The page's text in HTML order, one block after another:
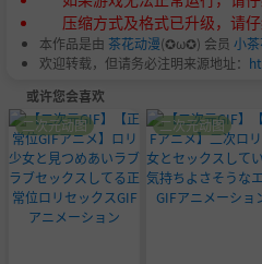
压缩方式及格式已升级，请
本作品是由 茶花动漫(✪ω✪) 会员 小
欢迎转载，但请务必注明来源地址：
或许您会喜欢
二次元动图 二次元动图